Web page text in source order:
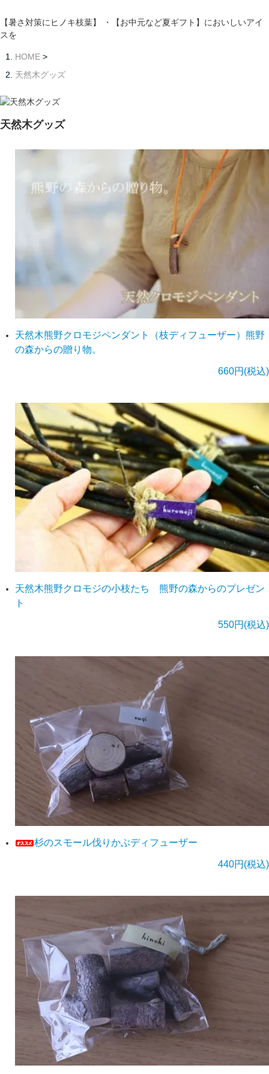
【暑さ対策にヒノキ枝葉】 ・【お中元など夏ギフト】においしいアイ
スを
HOME >
天然木グッズ
天然木グッズ
天然木熊野クロモジペンダント（枝ディフューザー）熊野
の森からの贈り物。
660円(税込)
天然木熊野クロモジの小枝たち 熊野の森からのプレゼン
ト
550円(税込)
杉のスモール伐りかぶディフューザー
440円(税込)